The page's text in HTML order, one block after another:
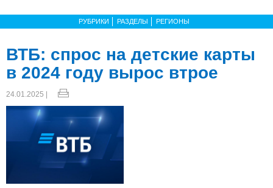
РУБРИКИ РАЗДЕЛЫ РЕГИОНЫ
ВТБ: спрос на детские карты
в 2024 году вырос втрое
24.01.2025 |